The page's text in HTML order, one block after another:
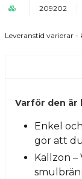
209202
Leveranstid varierar
Varför den är
Enkel
gör att
Kallzon